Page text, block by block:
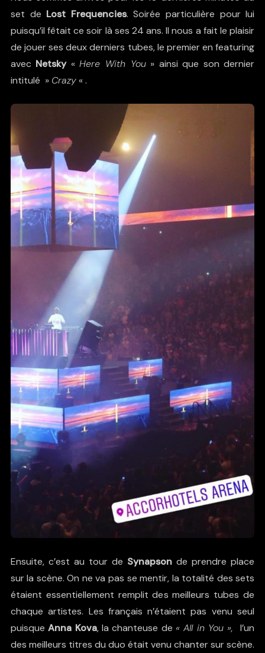
set de Lost Frequencies. Soirée particulière pour lui
puisqu’il fêtait ce soir là ses 24 ans. Il nous a fait le plaisir
de jouer ses deux derniers tubes, le premier en featuring
avec Netsky«Here With You» ainsi que son dernier
intitulé » Crazy« .
Ensuite, c’est au tour de Synapson de prendre place
sur la scène. On ne va pas se mentir, la totalité des sets
étaient essentiellement remplit des meilleurs tubes de
chaque artistes. Les français n’étaient pas venu seul
puisqueAnna Kova, la chanteuse de « All in You »,
l’un
des meilleurs titres du duo était venu chanter sur scène.